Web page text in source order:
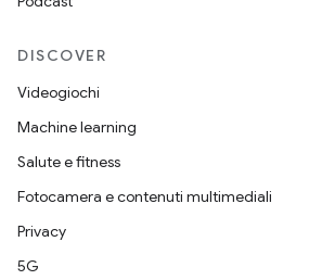
DISCOVER
Videogiochi
Machine learning
Salute e fitness
Fotocamera e contenuti multimediali
Privacy
5G